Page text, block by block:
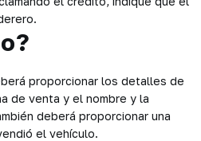
proporcionar los detalles de
de venta y el nombre y la
deberá proporcionar una
el vehículo.